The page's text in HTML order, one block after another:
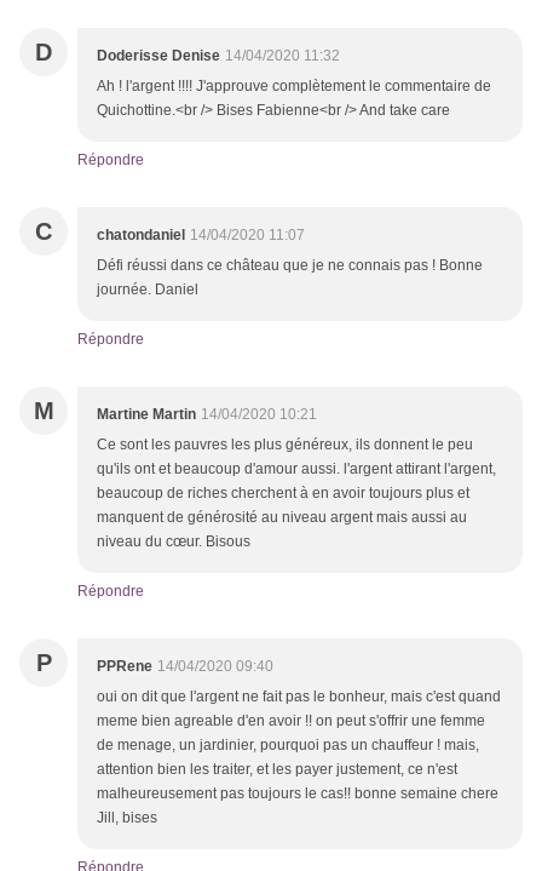
D Doderisse Denise 14/04/2020 11:32
Ah ! l'argent !!!! J'approuve complètement le commentaire de
Quichottine.<br /> Bises Fabienne<br /> And take care
Répondre
C chatondaniel 14/04/2020 11:07
Défi réussi dans ce château que je ne connais pas ! Bonne
journée. Daniel
Répondre
M Martine Martin 14/04/2020 10:21
Ce sont les pauvres les plus généreux, ils donnent le peu
qu'ils ont et beaucoup d'amour aussi. l'argent attirant l'argent,
beaucoup de riches cherchent à en avoir toujours plus et
manquent de générosité au niveau argent mais aussi au
niveau du cœur. Bisous
Répondre
P PPRene 14/04/2020 09:40
oui on dit que l'argent ne fait pas le bonheur, mais c'est quand
meme bien agreable d'en avoir !! on peut s'offrir une femme
de menage, un jardinier, pourquoi pas un chauffeur ! mais,
attention bien les traiter, et les payer justement, ce n'est
malheureusement pas toujours le cas!! bonne semaine chere
Jill, bises
Répondre